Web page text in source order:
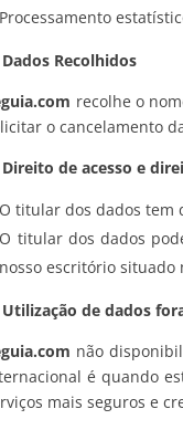
Processamento
Recolhidos
recolhe o
o cancelamento
Direito de acesso e
O titular dos dados tem
O titular dos dados
nosso escritório situado
Utilização de dados
não
é quando
mais seguros e